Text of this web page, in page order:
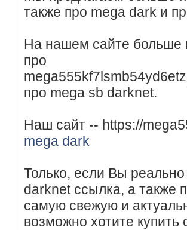
также про mega dark и
На нашем сайте больше
про
про mega sb darknet.
Наш сайт -- https://
mega dark
Только, если Вы
darknet ссылка, а также
самую свежую и
возможно хотите купить